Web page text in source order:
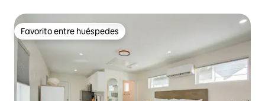
Favorito entre huéspedes
Favorito entre huéspedes